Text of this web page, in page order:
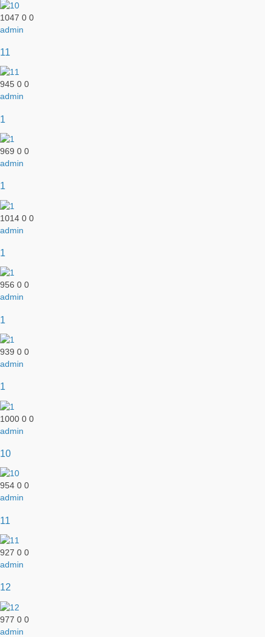
1047 0 0
admin
11
945 0 0
admin
1
969 0 0
admin
1
1014 0 0
admin
1
956 0 0
admin
1
939 0 0
admin
1
1000 0 0
admin
10
954 0 0
admin
11
927 0 0
admin
12
977 0 0
admin